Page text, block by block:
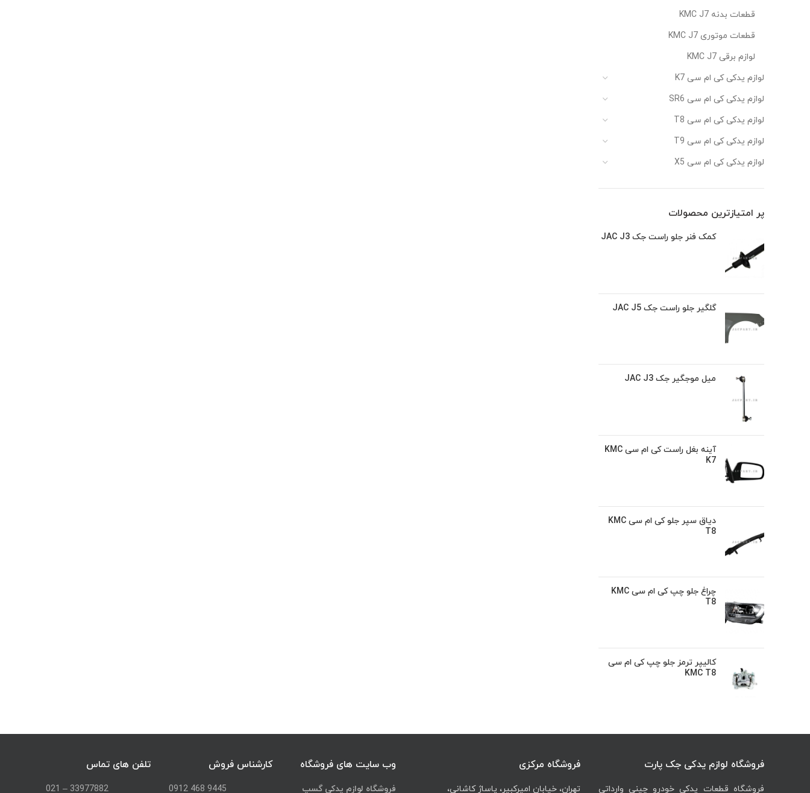
قطعات بدنه KMC J7
قطعات موتوری KMC J7
لوازم برقی KMC J7
لوازم یدکی کی ام سی K7
لوازم یدکی کی ام سی SR6
لوازم یدکی کی ام سی T8
لوازم یدکی کی ام سی T9
لوازم یدکی کی ام سی X5
پر امتیازترین محصولات
کمک فنر جلو راست جک JAC J3
گلگیر جلو راست جک JAC J5
میل موجگیر جک JAC J3
آینه بغل راست کی ام سی KMC
K7
دیاق سپر جلو کی ام سی KMC
T8
چراغ جلو چپ کی ام سی KMC
T8
کالیپر ترمز جلو چپ کی ام سی
KMC T8
فروشگاه لوازم یدکی جک پارت
فروشگاه قطعات یدکی خودرو چینی وارداتی
فروشگاه مرکزی
تهران، خیابان امیرکبیر، پاساژ کاشانی،
وب سایت های فروشگاه
فروشگاه لوازم یدکی گسپ
کارشناس فروش
9445 468 0912
تلفن های تماس
33977882 – 021